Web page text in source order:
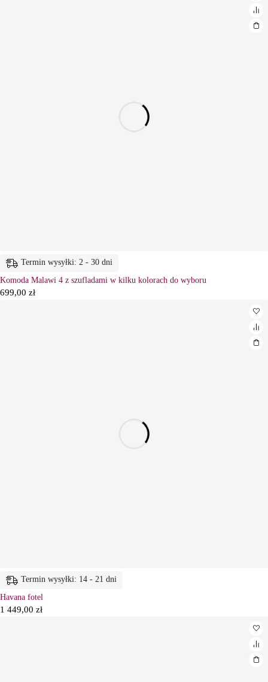
Termin wysyłki: 2 - 30 dni
Komoda Malawi 4 z szufladami w kilku kolorach do wyboru
699,00 zł
Termin wysyłki: 14 - 21 dni
Havana fotel
1 449,00 zł